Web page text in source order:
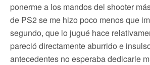
ponerme a los mandos del shooter
de PS2 se me hizo poco menos que
segundo, que lo jugué hace
pareció directamente aburrido e
antecedentes no esperaba dedicarle